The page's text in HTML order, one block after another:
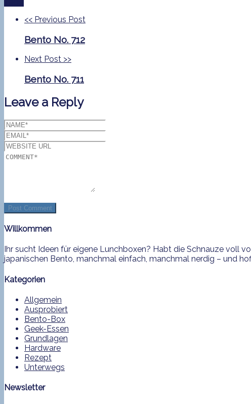
<< Previous Post
Bento No. 712
Next Post >>
Bento No. 711
Leave a Reply
Willkommen
Ihr sucht Ideen für eigene Lunchboxen? Habt die Schnauze voll
japanischen Bento, manchmal einfach, manchmal nerdig – und
Kategorien
Allgemein
Ausprobiert
Bento-Box
Geek-Essen
Grundlagen
Hardware
Rezept
Unterwegs
Newsletter